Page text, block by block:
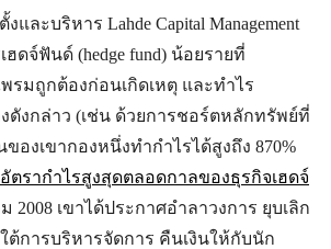
งและบริหาร Lahde Capital Management
ดจ์ฟันด์ (hedge fund) น้อยรายที่
มถูกต้องก่อนเกิดเหตุ และทำไร
ดังกล่าว (เช่น ด้วยการชอร์ตหลักทรัพย์ที่
องเขากองหนึ่งทำกำไรได้สูงถึง 870%
ตรากำไรสูงสุดตลอดกาลของธุรกิจเฮดจ์
2008 เขาได้ประกาศอำลาวงการ ยุบเลิก
การบริหารจัดการ คืนเงินให้กับนัก